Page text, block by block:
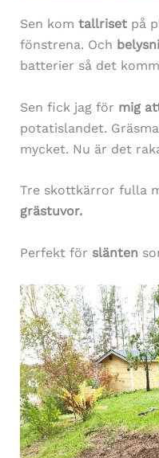
Sen kom tallrisetpå
fönstrena. Och
batterier så det
Sen fick jag för mig
potatislandet.
mycket. Nu är det
Tre skottkärror fulla
grästuvor.
Perfekt för slänten